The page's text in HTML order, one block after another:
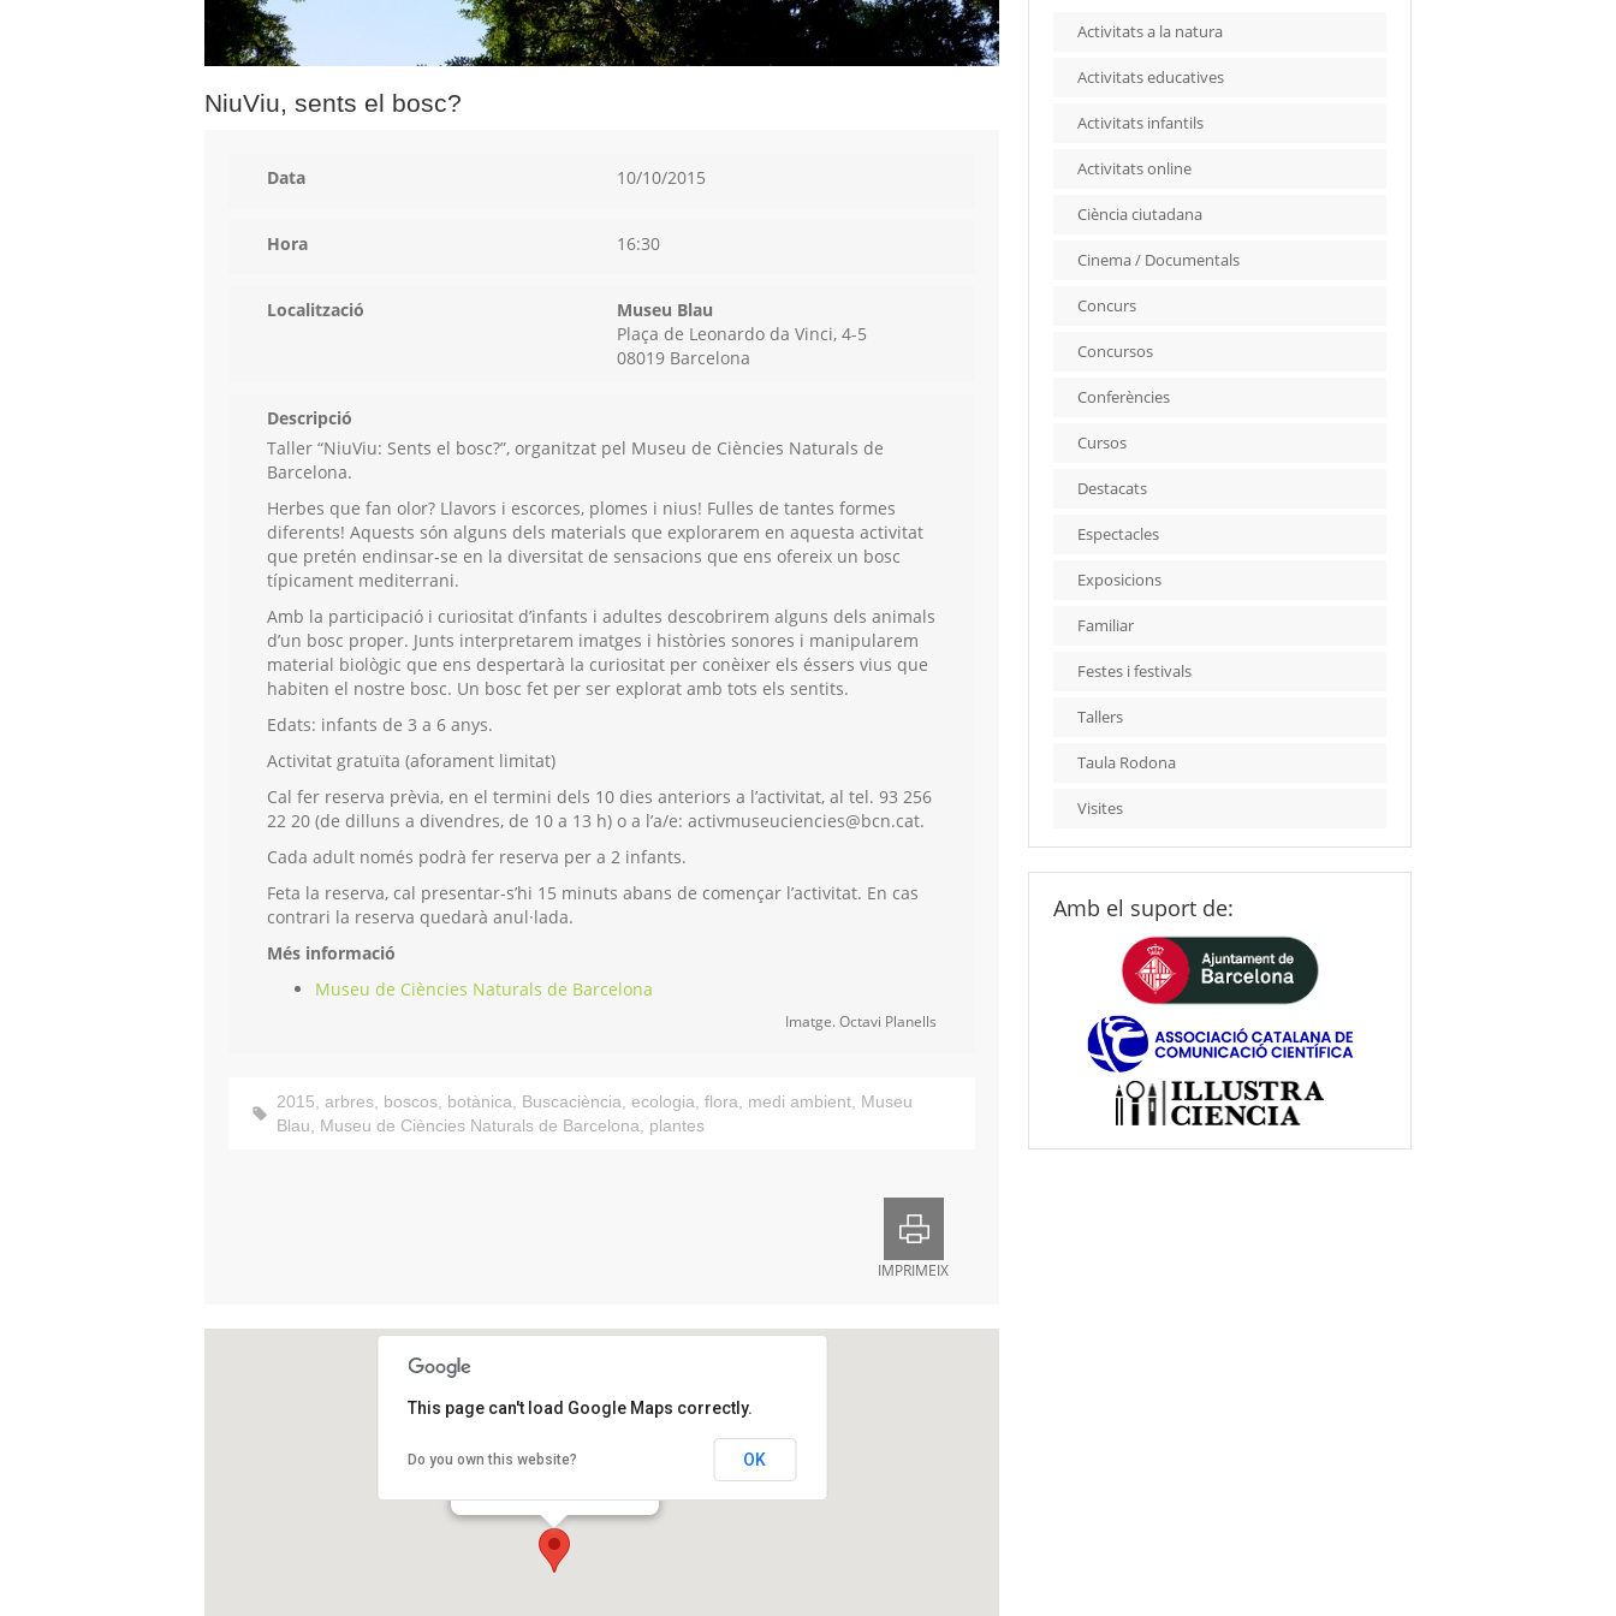
NiuViu, sents el bosc?
Data 10/10/2015
Hora 16:30
Localització
Museu Blau
Plaça de Leonardo da Vinci, 4-5
08019 Barcelona
Descripció
Taller “NiuViu: Sents el bosc?”, organitzat pel Museu de Ciències Naturals de
Barcelona.
Herbes que fan olor? Llavors i escorces, plomes i nius! Fulles de tantes formes
diferents! Aquests són alguns dels materials que explorarem en aquesta activitat
que pretén endinsar-se en la diversitat de sensacions que ens ofereix un bosc
típicament mediterrani.
Amb la participació i curiositat d’infants i adultes descobrirem alguns dels animals
d’un bosc proper. Junts interpretarem imatges i històries sonores i manipularem
material biològic que ens despertarà la curiositat per conèixer els éssers vius que
habiten el nostre bosc. Un bosc fet per ser explorat amb tots els sentits.
Edats: infants de 3 a 6 anys.
Activitat gratuïta (aforament limitat)
Cal fer reserva prèvia, en el termini dels 10 dies anteriors a l’activitat, al tel. 93 256
22 20 (de dilluns a divendres, de 10 a 13 h) o a l’a/e: activmuseuciencies@bcn.cat.
Cada adult només podrà fer reserva per a 2 infants.
Feta la reserva, cal presentar-s’hi 15 minuts abans de començar l’activitat. En cas
contrari la reserva quedarà anul·lada.
Més informació
Museu de Ciències Naturals de Barcelona
Imatge. Octavi Planells
2015, arbres, boscos, botànica, Buscaciència, ecologia, flora, medi ambient, Museu
Blau, Museu de Ciències Naturals de Barcelona, plantes
IMPRIMEIX
Plaça de Leonardo da Vinci, 4-5
This page can't load Google Maps correctly.
Do you own this website? OK
Activitats a la natura
Activitats educatives
Activitats infantils
Activitats online
Ciència ciutadana
Cinema / Documentals
Concurs
Concursos
Conferències
Cursos
Destacats
Espectacles
Exposicions
Familiar
Festes i festivals
Tallers
Taula Rodona
Visites
Amb el suport de: